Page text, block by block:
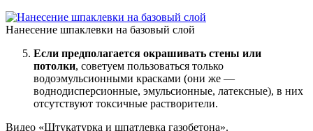
Нанесение шпаклевки на базовый слой
Если предполагается окрашивать стены или
потолки, советуем пользоваться только
водоэмульсионными красками (они же —
воднодисперсионные, эмульсионные, латексные), в них
отсутствуют токсичные растворители.
Видео «Штукатурка и шпатлевка газобетона».